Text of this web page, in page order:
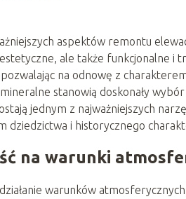
aspektów remontu
ale także funkcjonalne i
na odnowę z
stanowią doskonały
jednym z najważniejszych
dziedzictwa i historycznego
na warunki
warunków